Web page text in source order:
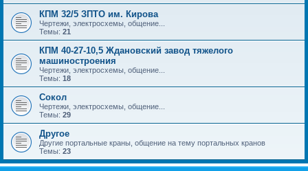
КПМ 32/5 ЗПТО им. Кирова
Чертежи, электросхемы, общение...
Темы: 21
КПМ 40-27-10,5 Ждановский завод тяжелого
машиностроения
Чертежи, электросхемы, общение...
Темы: 18
Сокол
Чертежи, электросхемы, общение...
Темы: 29
Другое
Другие портальные краны, общение на тему портальных кранов
Темы: 23